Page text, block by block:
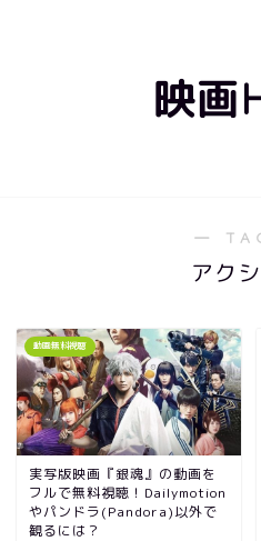
映画
―
アク
動画無料視聴
実写版映画『銀魂』の動画を
フルで無料視聴！Dailymotion
やパンドラ(Pandora)以外で
観るには？